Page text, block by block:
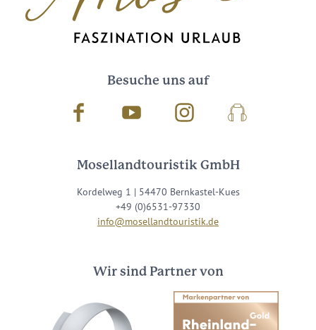
Besuche uns auf
Facebook Youtube InstagramPodcast
Mosellandtouristik GmbH
Kordelweg 1 | 54470 Bernkastel-Kues
+49 (0)6531-97330
info@mosellandtouristik.de
Wir sind Partner von